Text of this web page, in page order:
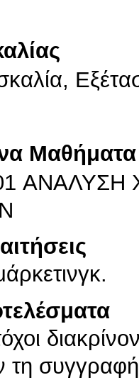
Μαθήματα
συγγραφή